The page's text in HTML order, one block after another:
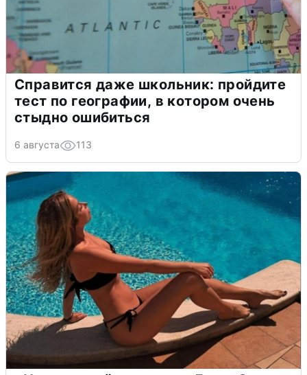
Справится даже школьник: пройдите
тест по географии, в котором очень
стыдно ошибиться
6 августа 113